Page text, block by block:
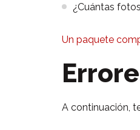
¿Cuántas
Un paquete
A continuación,